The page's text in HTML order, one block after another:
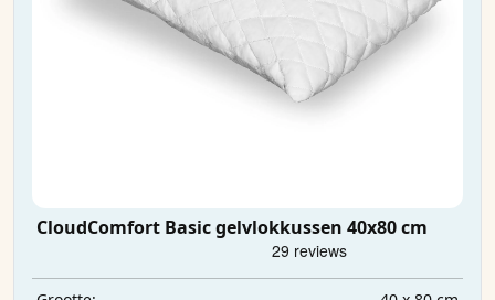
CloudComfort Basic gelvlokkussen 40x80 cm